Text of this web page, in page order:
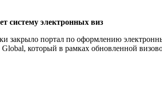
систему электронных виз
закрыло портал по оформлению
который в рамках обновленной